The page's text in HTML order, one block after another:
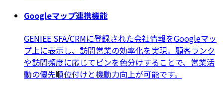
Googleマップ連携機能
GENIEE SFA/CRMに登録された会社情報をGoogleマッ
プ上に表示し、訪問営業の効率化を実現。顧客ランク
や訪問頻度に応じてピンを色分けすることで、営業活
動の優先順位付けと機動力向上が可能です。